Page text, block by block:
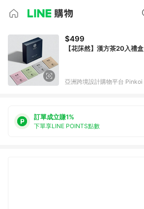
$499
【花莯然】漢方茶20入禮盒
亞洲跨境設計購物平台 Pinkoi
訂單成立賺1%
下單享LINE POINTS點數